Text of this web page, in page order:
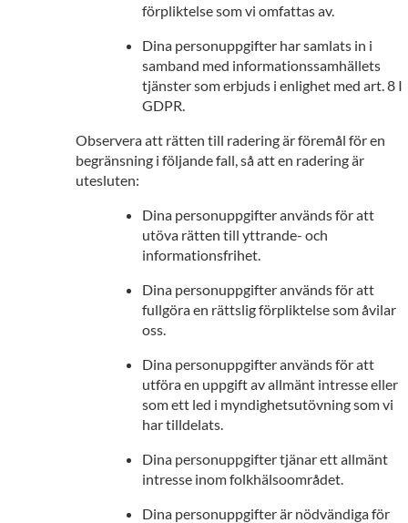
förpliktelse som vi omfattas av.
Dina personuppgifter har samlats in i
samband med informationssamhällets
tjänster som erbjuds i enlighet med art. 8 I
GDPR.
Observera att rätten till radering är föremål för en
begränsning i följande fall, så att en radering är
utesluten:
Dina personuppgifter används för att
utöva rätten till yttrande- och
informationsfrihet.
Dina personuppgifter används för att
fullgöra en rättslig förpliktelse som åvilar
oss.
Dina personuppgifter används för att
utföra en uppgift av allmänt intresse eller
som ett led i myndighetsutövning som vi
har tilldelats.
Dina personuppgifter tjänar ett allmänt
intresse inom folkhälsoområdet.
Dina personuppgifter är nödvändiga för